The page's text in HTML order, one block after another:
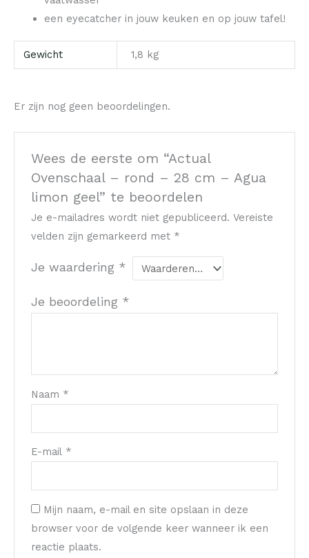
een eyecatcher in jouw keuken en op jouw tafel!
Gewicht 1,8 kg
Er zijn nog geen beoordelingen.
Wees de eerste om “Actual
Ovenschaal – rond – 28 cm – Agua
limon geel” te beoordelen
Je e-mailadres wordt niet gepubliceerd. Vereiste
velden zijn gemarkeerd met *
Je waardering *
Je beoordeling *
Naam *
E-mail *
Mijn naam, e-mail en site opslaan in deze
browser voor de volgende keer wanneer ik een
reactie plaats.